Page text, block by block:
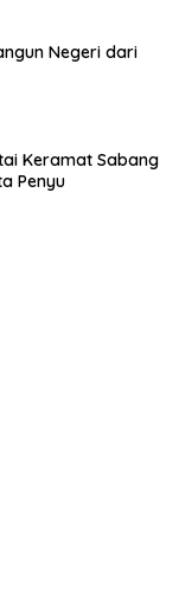
Negeri dari
Keramat Sabang
Penyu